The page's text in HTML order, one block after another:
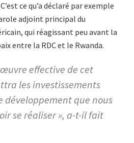
ce qu’a déclaré par exemple
adjoint principal du
qui réagissant peu avant la
entre la RDC et le Rwanda.
œuvre effective de cet
les investissements
développement que nous
se réaliser », a-t-il fait